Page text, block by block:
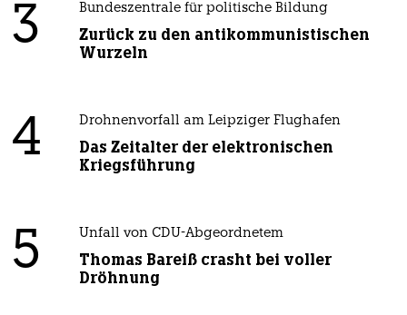
3 Bundeszentrale für politische Bildung
Zurück zu den antikommunistischen
Wurzeln
4 Drohnenvorfall am Leipziger Flughafen
Das Zeitalter der elektronischen
Kriegsführung
5 Unfall von CDU-Abgeordnetem
Thomas Bareiß crasht bei voller
Dröhnung